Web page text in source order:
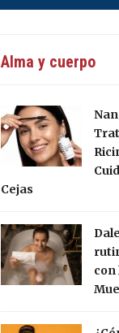
Alma y cuerpo
Cejas
con